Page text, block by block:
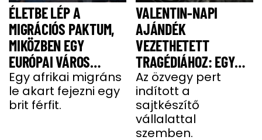
ÉLETBE LÉP A
MIGRÁCIÓS PAKTUM,
MIKÖZBEN EGY
EURÓPAI VÁROS
LÁNGOKBAN ÁLL A
MIGRÁNSERŐSZAK
MIATT
Egy afrikai migráns
le akart fejezni egy
brit férfit.
VALENTIN-NAPI
AJÁNDÉK
VEZETHETETT
TRAGÉDIÁHOZ: EGY
SAJT MIATT HALT MEG
A FÉRJ
Az özvegy pert
indított a
sajtkészítő
vállalattal
szemben.